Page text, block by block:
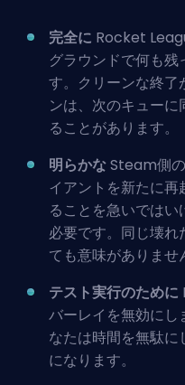
完全に Rocket
グラウンドで何も残
す。クリーンな終了
ンは、次のキュー
ることがあります。
明らかなSteam側
イアントを新たに
ることを急いでは
必要です。同じ壊れ
ても意味がありませ
テスト実行のために
バーレイを無効にし
なたは時間を無駄に
になります。